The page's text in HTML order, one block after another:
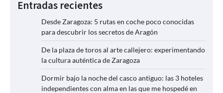
Entradas recientes
Desde Zaragoza: 5 rutas en coche poco conocidas
para descubrir los secretos de Aragón
De la plaza de toros al arte callejero: experimentando
la cultura auténtica de Zaragoza
Dormir bajo la noche del casco antiguo: las 3 hoteles
independientes con alma en las que me hospedé en